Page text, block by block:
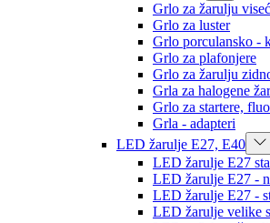
Grlo za žarulju
Grlo za luster
Grlo porculansko -
Grlo za plafonjere
Grlo za žarulju
Grla za halogene
Grlo za startere,
Grla - adapteri
LED žarulje E27, E40
LED žarulje E27
LED žarulje E27 -
LED žarulje E27 -
LED žarulje velike